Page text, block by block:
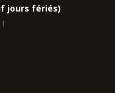
jours fériés)